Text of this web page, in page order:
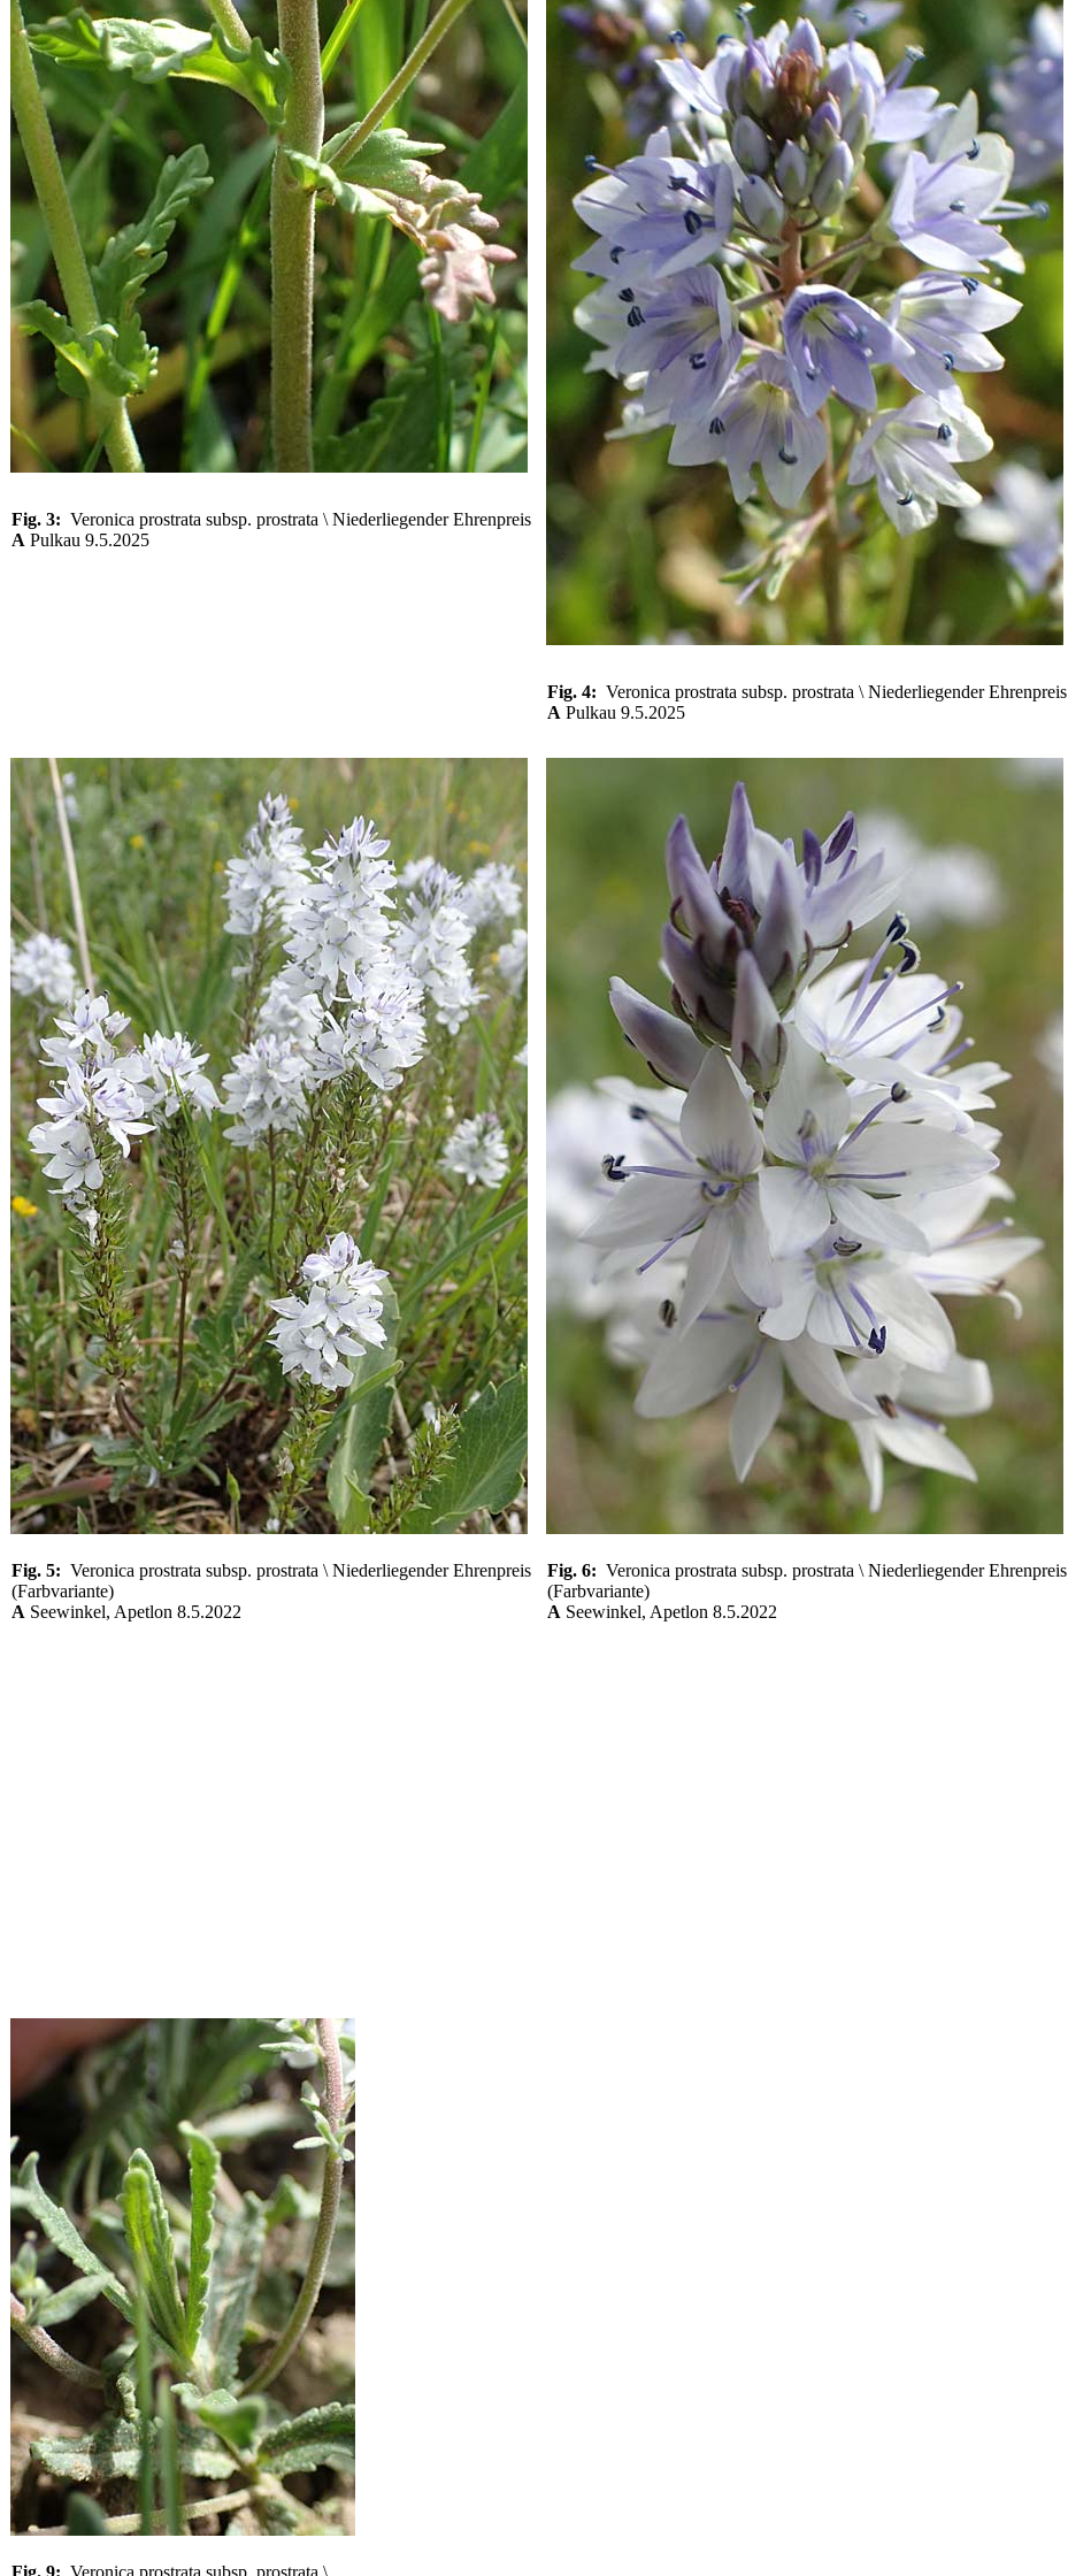
Fig. 3: Veronica prostrata subsp. prostrata \ Niederliegender Ehrenpreis
A Pulkau 9.5.2025
Fig. 4: Veronica prostrata subsp. prostrata \ Niederliegender Ehrenpreis
A Pulkau 9.5.2025
Fig. 5: Veronica prostrata subsp. prostrata \ Niederliegender Ehrenpreis
(Farbvariante)
A Seewinkel, Apetlon 8.5.2022
Fig. 6: Veronica prostrata subsp. prostrata \ Niederliegender Ehrenpreis
(Farbvariante)
A Seewinkel, Apetlon 8.5.2022
Fig. 9: Veronica prostrata subsp. prostrata \